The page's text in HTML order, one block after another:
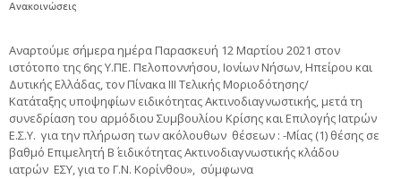
Ανακοινώσεις
Αναρτούμε σήμερα ημέρα Παρασκευή 12 Μαρτίου 2021 στον
ιστότοπο της 6ης Υ.ΠΕ. Πελοποννήσου, Ιονίων Νήσων, Ηπείρου και
Δυτικής Ελλάδας, τον Πίνακα ΙΙΙ Τελικής Μοριοδότησης/
Κατάταξης υποψηφίων ειδικότητας Ακτινοδιαγνωστικής, μετά τη
συνεδρίαση του αρμόδιου Συμβουλίου Κρίσης και Επιλογής Ιατρών
Ε.Σ.Υ. για την πλήρωση των ακόλουθων θέσεων : -Μίας (1) θέσης σε
βαθμό Επιμελητή Β΄ ειδικότητας Ακτινοδιαγνωστικής κλάδου
ιατρών ΕΣΥ, για το Γ.Ν. Κορίνθου», σύμφωνα